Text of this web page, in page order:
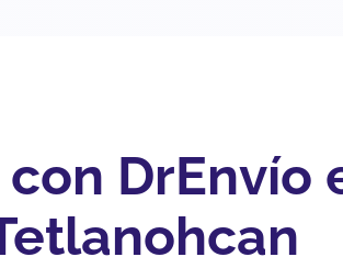
DrEnvío